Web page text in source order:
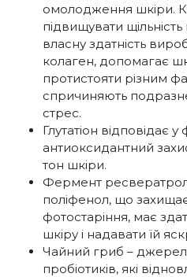
омолодження шкіри.
підвищувати
власну здатність
колаген, допомагає
протистояти різним
спричиняють
стрес.
Глутатіон відповідає у
антиоксидантний
тон шкіри.
Фермент
поліфенол, що захищає
фотостаріння, має
шкіру і надавати їй
Чайний гриб –
пробіотиків, які